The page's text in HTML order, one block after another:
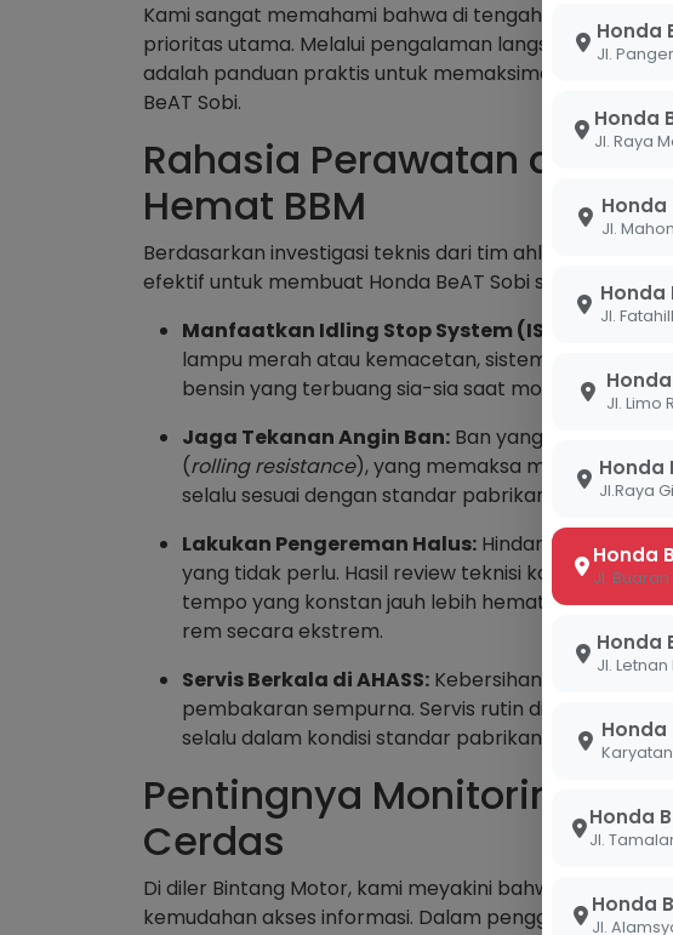
Honda
Honda
Honda
Honda
Honda
Honda
Honda
Honda
Honda
Kami sangat memahami bahwa di tengah kepadatan
prioritas utama. Melalui pengalaman langsung kami di
adalah panduan praktis untuk memaksimalkan
BeAT Sobi.
Rahasia Perawatan dan
Hemat BBM
Berdasarkan investigasi teknis dari tim ahli Bintang
efektif untuk membuat Honda BeAT Sobi semakin irit:
Manfaatkan Idling Stop System (ISS):
Jangan
lampu merah atau kemacetan, sistem ini otomatis
bensin yang terbuang sia-sia saat motor diam.
Jaga Tekanan Angin Ban: Ban yang kurang
(rolling resistance), yang memaksa mesin bekerja
selalu sesuai dengan standar pabrikan Honda.
Lakukan Pengereman Halus: Hindari
yang tidak perlu. Hasil review teknisi kami
tempo yang konstan jauh lebih hemat
rem secara ekstrem.
Servis Berkala di AHASS: Kebersihan throttle body
pembakaran sempurna. Servis rutin di diler
selalu dalam kondisi standar pabrikan.
Pentingnya Monitoring
Cerdas
Di diler Bintang Motor, kami meyakini bahwa performa
kemudahan akses informasi. Dalam penggunaan